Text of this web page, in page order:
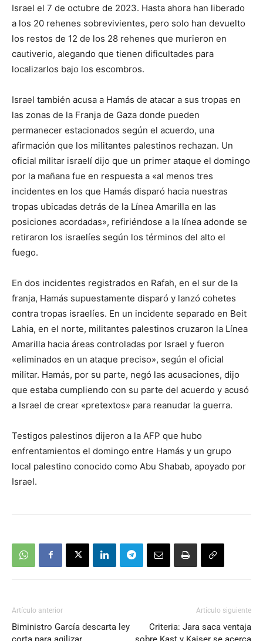
Israel el 7 de octubre de 2023. Hasta ahora han liberado
a los 20 rehenes sobrevivientes, pero solo han devuelto
los restos de 12 de los 28 rehenes que murieron en
cautiverio, alegando que tienen dificultades para
localizarlos bajo los escombros.
Israel también acusa a Hamás de atacar a sus tropas en
las zonas de la Franja de Gaza donde pueden
permanecer estacionados según el acuerdo, una
afirmación que los militantes palestinos rechazan. Un
oficial militar israelí dijo que un primer ataque el domingo
por la mañana fue en respuesta a «al menos tres
incidentes en los que Hamás disparó hacia nuestras
tropas ubicadas detrás de la Línea Amarilla en las
posiciones acordadas», refiriéndose a la línea adonde se
retiraron los israelíes según los términos del alto el
fuego.
En dos incidentes registrados en Rafah, en el sur de la
franja, Hamás supuestamente disparó y lanzó cohetes
contra tropas israelíes. En un incidente separado en Beit
Lahia, en el norte, militantes palestinos cruzaron la Línea
Amarilla hacia áreas controladas por Israel y fueron
«eliminados en un ataque preciso», según el oficial
militar. Hamás, por su parte, negó las acusaciones, dijo
que estaba cumpliendo con su parte del acuerdo y acusó
a Israel de crear «pretextos» para reanudar la guerra.
Testigos palestinos dijeron a la AFP que hubo
enfrentamientos el domingo entre Hamás y un grupo
local palestino conocido como Abu Shabab, apoyado por
Israel.
Artículo anterior
Biministro García descarta ley
Artículo siguiente
Criteria: Jara saca ventaja